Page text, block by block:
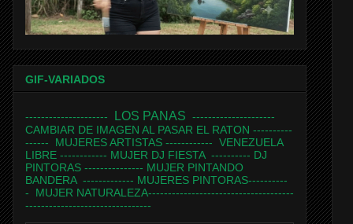
GIF-VARIADOS
--------------------- LOS PANAS ---------------------
CAMBIAR DE IMAGEN AL PASAR EL RATON ----------
------ MUJERES ARTISTAS ------------ VENEZUELA
LIBRE ------------ MUJER DJ FIESTA---------- DJ
PINTORAS --------------- MUJER PINTANDO
BANDERA------------- MUJERES PINTORAS----------
- MUJER NATURALEZA-------------------------------------
--------------------------------